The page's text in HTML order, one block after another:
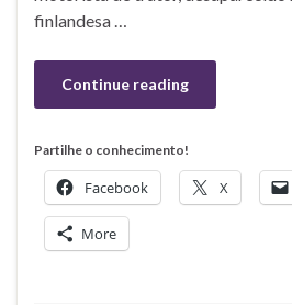
finlandesa …
Continue reading
Partilhe o conhecimento!
Facebook X
More